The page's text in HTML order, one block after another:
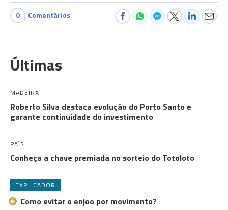
0 Comentários
Últimas
MADEIRA
Roberto Silva destaca evolução do Porto Santo e
garante continuidade do investimento
PAÍS
Conheça a chave premiada no sorteio do Totoloto
EXPLICADOR
Como evitar o enjoo por movimento?